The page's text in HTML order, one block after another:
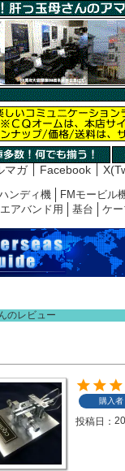
マガ Facebook
ンディ機 FMモービル
エアバンド用 基台 ケ
のレビュー
購入者
投稿日